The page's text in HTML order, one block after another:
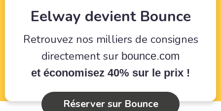
Eelway devient Bounce
Retrouvez nos milliers de consignes
directement sur bounce.com
et économisez 40% sur le prix !
Réserver sur Bounce